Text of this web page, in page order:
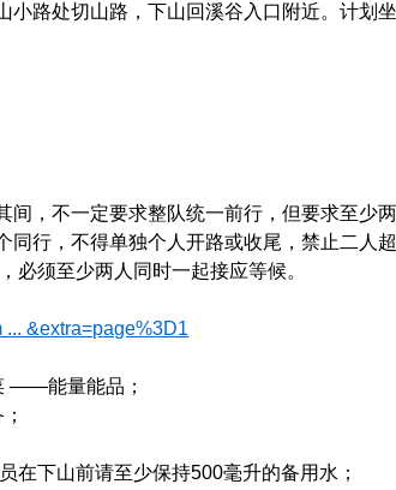
小路处切山路，下山回溪谷入口附近。计划
间，不一定要求整队统一前行，但要求至少
行，不得单独个人开路或收尾，禁止二人
必须至少两人同时一起接应等候。
... &extra=page%3D1
——能量能品；
下山前请至少保持500毫升的备用水；